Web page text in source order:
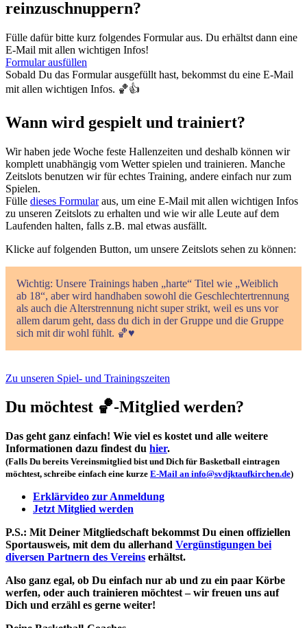
reinzuschnuppern?
Fülle dafür bitte kurz folgendes Formular aus. Du erhältst dann eine
E-Mail mit allen wichtigen Infos!
Formular ausfüllen
Sobald Du das Formular ausgefüllt hast, bekommst du eine E-Mail
mit allen wichtigen Infos. 🏀👍
Wann wird gespielt und trainiert?
Wir haben jede Woche feste Hallenzeiten und deshalb können wir
komplett unabhängig vom Wetter spielen und trainieren. Manche
Zeitslots benutzen wir für echtes Training, andere einfach nur zum
Spielen.
Fülle dieses Formularaus, um eine E-Mail mit allen wichtigen Infos
zu unseren Zeitslots zu erhalten und wie wir alle Leute auf dem
Laufenden halten, falls z.B. mal etwas ausfällt.
Klicke auf folgenden Button, um unsere Zeitslots sehen zu können:
Wichtig: Unsere Trainings haben „harte“ Titel wie „Weiblich
ab 18“, aber wird handhaben sowohl die Geschlechtertrennung
als auch die Alterstrennung nicht super strikt, weil es uns vor
allem darum geht, dass du dich in der Gruppe und die Gruppe
sich mit dir wohl fühlt. 🏀♥️
Zu unseren Spiel- und Trainingszeiten
Du möchtest 🏀-Mitglied werden?
Das geht ganz einfach! Wie viel es kostet und alle weitere
Informationen dazu findest du hier.
(Falls Du bereits Vereinsmitglied bist und Dich für Basketball eintragen
möchtest, schreibe einfach eine kurze E-Mail an info@svdjktaufkirchen.de)
Erklärvideo zur Anmeldung
Jetzt Mitglied werden
P.S.: Mit Deiner Mitgliedschaft bekommst Du einen offiziellen
Sportausweis, mit dem du allerhand Vergünstigungen bei
diversen Partnern des Vereins erhältst.
Also ganz egal, ob Du einfach nur ab und zu ein paar Körbe
werfen, oder auch trainieren möchtest – wir freuen uns auf
Dich und erzähl es gerne weiter!